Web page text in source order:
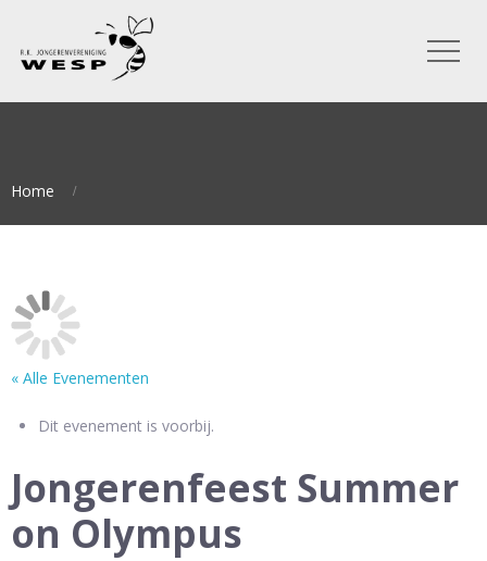
Home
« Alle Evenementen
Dit evenement is voorbij.
Jongerenfeest Summer
on Olympus